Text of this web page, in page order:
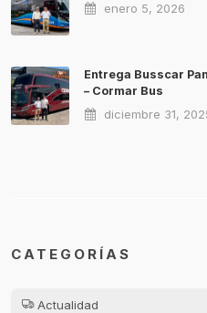
enero 5, 2026
Entrega Busscar
– Cormar Bus
diciembre 31,
CATEGORÍAS
Actualidad